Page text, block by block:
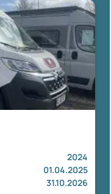
2024
01.04.2025
31.10.2026